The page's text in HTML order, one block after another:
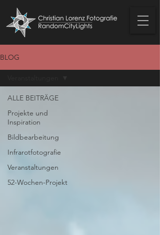
BLOG
ALLE BEITRÄGE
Projekte und
Inspiration
Bildbearbeitung
Infrarotfotografie
Veranstaltungen
52-Wochen-Projekt